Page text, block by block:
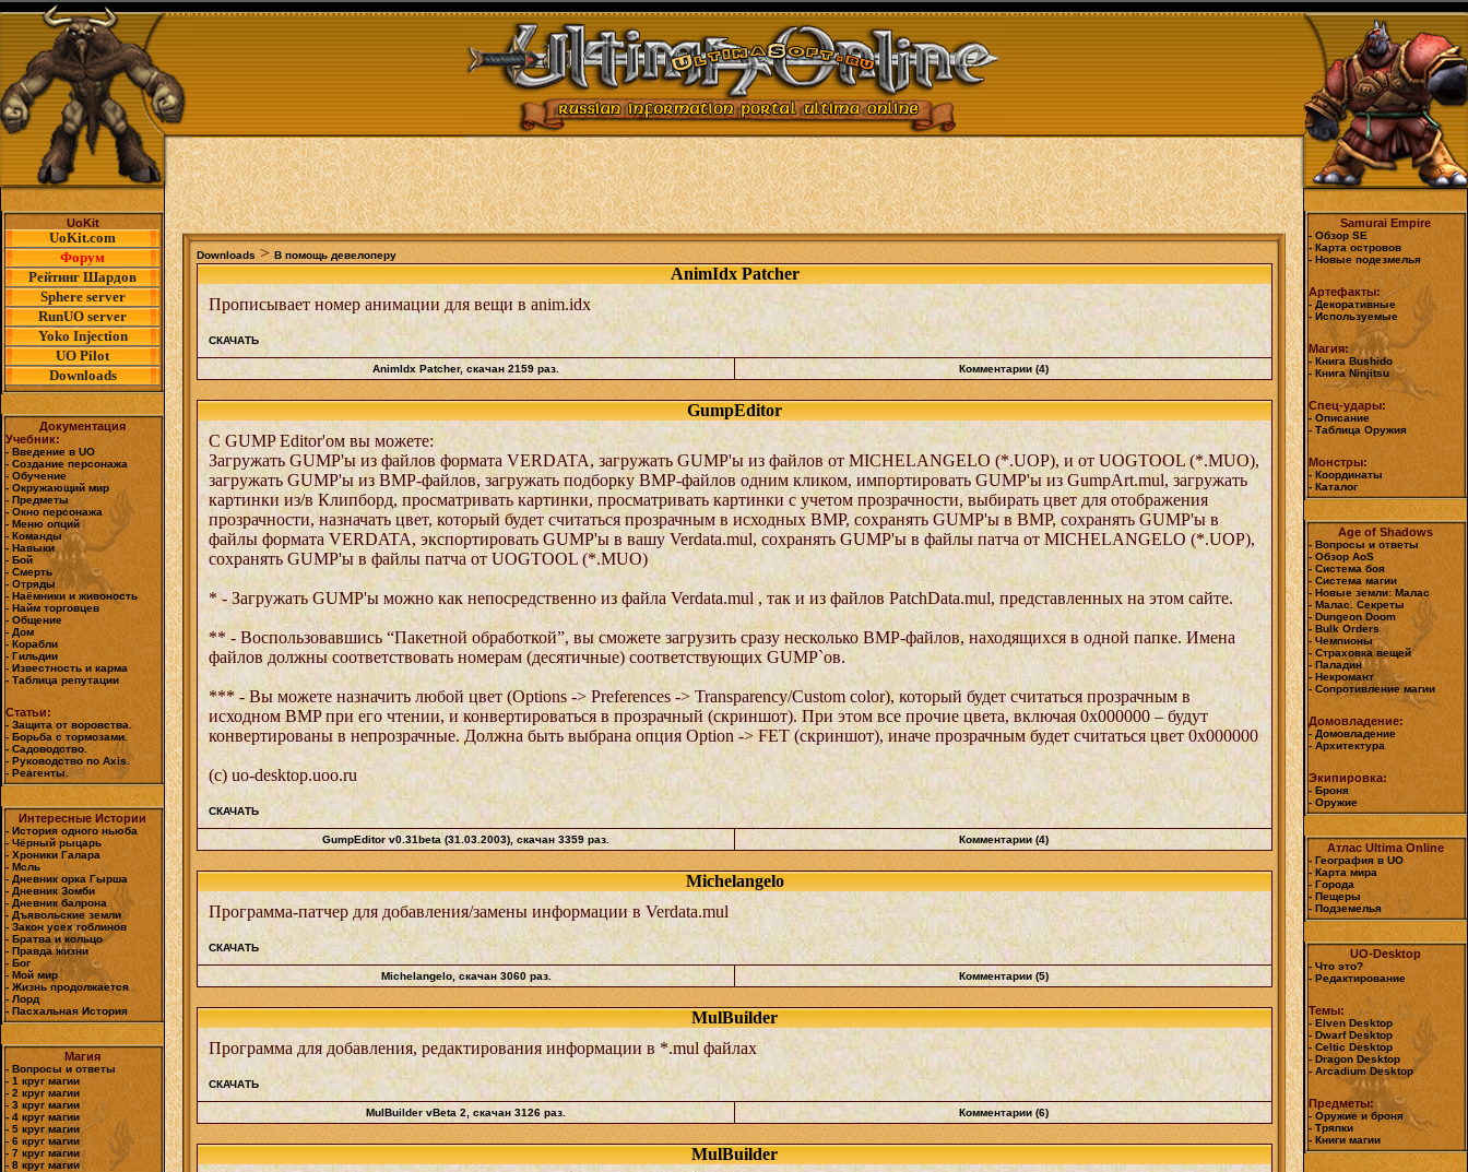
UoKit
UoKit.com
Форум
Рейтинг Шардов
Sphere server
RunUO server
Yoko Injection
UO Pilot
Downloads
Документация
Учебник:
- Введение в UO
- Создание персонажа
- Обучение
- Окружающий мир
- Предметы
- Окно персонажа
- Меню опций
- Команды
- Навыки
- Бой
- Смерть
- Отряды
- Наёмники и живоность
- Найм торговцев
- Общение
- Дом
- Корабли
- Гильдии
- Известность и карма
- Таблица репутации
Статьи:
- Защита от воровства.
- Борьба с тормозами.
- Садоводство.
- Руководство по Axis.
- Реагенты.
Интересные Истории
- История одного ньюба
- Чёрный рыцарь
- Хроники Галара
- Мсль
- Дневник орка Гырша
- Дневник Зомби
- Дневник балрона
- Дъявольские земли
- Закон усех гоблинов
- Братва и кольцо
- Правда жизни
- Бог
- Мой мир
- Жизнь продолжается
- Лорд
- Пасхальная История
Магия
- Вопросы и ответы
- 1 круг магии
- 2 круг магии
- 3 круг магии
- 4 круг магии
- 5 круг магии
- 6 круг магии
- 7 круг магии
- 8 круг магии
Downloads > В помощь девелоперу
AnimIdx Patcher
Прописывает номер анимации для вещи в anim.idx
СКАЧАТЬ
AnimIdx Patcher, скачан 2159 раз. Комментарии (4)
GumpEditor
С GUMP Editor'ом вы можете:
Загружать GUMP'ы из файлов формата VERDATA, загружать GUMP'ы из файлов от MICHELANGELO (*.UOP), и от UOGTOOL (*.MUO),
загружать GUMP'ы из BMP-файлов, загружать подборку BMP-файлов одним кликом, импортировать GUMP'ы из GumpArt.mul, загружать
картинки из/в Клипборд, просматривать картинки, просматривать картинки с учетом прозрачности, выбирать цвет для отображения
прозрачности, назначать цвет, который будет считаться прозрачным в исходных BMP, сохранять GUMP'ы в BMP, сохранять GUMP'ы в
файлы формата VERDATA, экспортировать GUMP'ы в вашу Verdata.mul, сохранять GUMP'ы в файлы патча от MICHELANGELO (*.UOP),
сохранять GUMP'ы в файлы патча от UOGTOOL (*.MUO)
* - Загружать GUMP'ы можно как непосредственно из файла Verdata.mul , так и из файлов PatchData.mul, представленных на этом сайте.
** - Воспользовавшись “Пакетной обработкой”, вы сможете загрузить сразу несколько BMP-файлов, находящихся в одной папке. Имена
файлов должны соответствовать номерам (десятичные) соответствующих GUMP`ов.
*** - Вы можете назначить любой цвет (Options -> Preferences -> Transparency/Custom color), который будет считаться прозрачным в
исходном BMP при его чтении, и конвертироваться в прозрачный (скриншот). При этом все прочие цвета, включая 0x000000 – будут
конвертированы в непрозрачные. Должна быть выбрана опция Option -> FET (скриншот), иначе прозрачным будет считаться цвет 0x000000
(с) uo-desktop.uoo.ru
СКАЧАТЬ
GumpEditor v0.31beta (31.03.2003) , скачан 3359 раз. Комментарии (4)
Michelangelo
Программа-патчер для добавления/замены информации в Verdata.mul
СКАЧАТЬ
Michelangelo, скачан 3060 раз. Комментарии (5)
MulBuilder
Программа для добавления, редактирования информации в *.mul файлах
СКАЧАТЬ
MulBuilder vBeta 2, скачан 3126 раз. Комментарии (6)
MulBuilder
Samurai Empire
- Обзор SE
- Карта островов
- Новые подезмелья
Артефакты:
- Декоративные
- Используемые
Магия:
- Книга Bushido
- Книга Ninjitsu
Спец-удары:
- Описание
- Таблица Оружия
Монстры:
- Координаты
- Каталог
Age of Shadows
- Вопросы и ответы
- Обзор AoS
- Система боя
- Система магии
- Новые земли: Малас
- Малас. Секреты
- Dungeon Doom
- Bulk Orders
- Чемпионы
- Страховка вещей
- Паладин
- Некромант
- Сопротивление магии
Домовладение:
- Домовладение
- Архитектура
Экипировка:
- Броня
- Оружие
Атлас Ultima Online
- География в UO
- Карта мира
- Города
- Пещеры
- Подземелья
UO-Desktop
- Что это?
- Редактирование
Темы:
- Elven Desktop
- Dwarf Desktop
- Celtic Desktop
- Dragon Desktop
- Arcadium Desktop
Предметы:
- Оружие и броня
- Тряпки
- Книги магии